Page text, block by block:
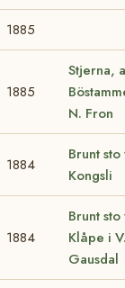
1885
1885
Stjerna,
N. Fron
1884
Brunt
Kongsli
1884
Brunt
Klåpe i
Gausdal